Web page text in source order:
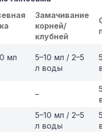
Замачивание
корней/
клубней
мл
5–10 мл / 2–5
л воды
–
5–10 мл / 2–5
л воды